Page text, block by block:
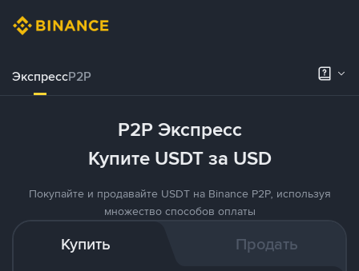
ЭкспрессP2P
P2P Экспресс
Купите USDT за USD
Покупайте и продавайте USDT на Binance P2P, используя
множество способов оплаты
Купить Продать